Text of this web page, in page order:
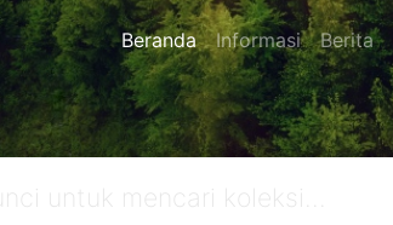
Beranda Informasi Berita